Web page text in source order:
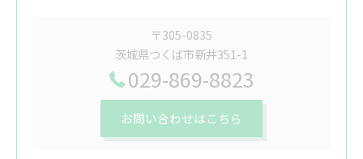
〒305-0835
茨城県つくば市新井351-1
029-869-8823
お問い合わせはこちら